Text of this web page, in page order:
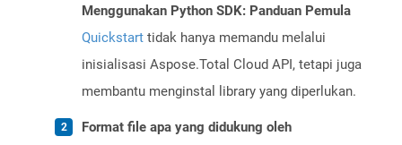
Menggunakan Python SDK: Panduan Pemula
Quickstart tidak hanya memandu melalui
inisialisasi Aspose.Total Cloud API, tetapi juga
membantu menginstal library yang diperlukan.
Format file apa yang didukung oleh